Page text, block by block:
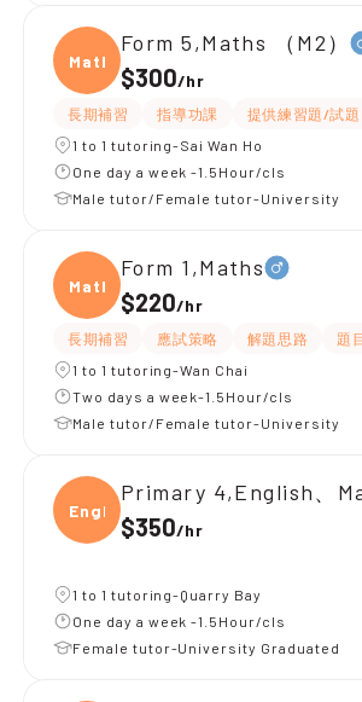
Maths
Form 5,Maths （M2）
$300/hr
長期補習 指導功課 提供練習題/試題
1 to 1 tutoring-Sai Wan Ho
One day a week -1.5Hour/cls
Male tutor/Female tutor-University
Maths
Form 1,Maths
$220/hr
長期補習 應試策略 解題思路 題
1 to 1 tutoring-Wan Chai
Two days a week-1.5Hour/cls
Male tutor/Female tutor-University
Engli
Primary 4,English、
$350/hr
1 to 1 tutoring-Quarry Bay
One day a week -1.5Hour/cls
Female tutor-University Graduated